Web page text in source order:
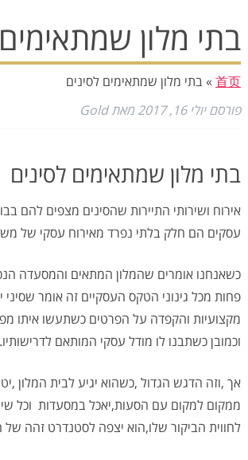
בתי מלון
首页
» בתי מלון שמתאימים לסינים
פורסםיולי 16, 2017 מאת Gold
בתי מלון שמתאימים לסינים
אירוח ושירותי התיירות שהסינים מצפים להם
עסקים הם חלק בלתי נפרד מאירוח עסקי של
כשאנחנו אומרים שהמלון המתאים והמסעדה
פחות מכל גינוני הטקס העסקיים זה אומר
מקצועיות והקפדה על הפרטים כשתעשו איתו
וכמובן כשתבנו לו מודל עסקי המותאם לדרישותיו.
אך ,וזה הדגש הגדול ,כשהוא יגיע לבית המלון
ממקום למקום עם הסעות,יאכל במסעדות וכל
לחווית הביקור שלו,הוא יצפה לסטנדרט זהה